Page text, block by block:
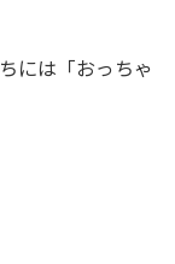
には「おっちゃ